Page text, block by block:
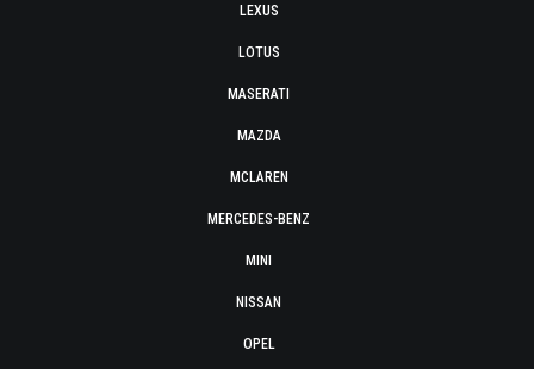
LEXUS
LOTUS
MASERATI
MAZDA
MCLAREN
MERCEDES-BENZ
MINI
NISSAN
OPEL